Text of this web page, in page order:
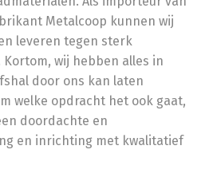
Metalcoop kunnen wij
leveren tegen sterk
wij hebben alles in
door ons kan laten
welke opdracht het ook gaat,
doordachte en
en inrichting met kwalitatief